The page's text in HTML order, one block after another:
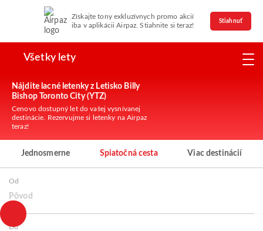
Získajte tony exkluzívnych promo akcií
iba v aplikácii Airpaz. Stiahnite si teraz!
Stiahnuť
Všetky lety
Nájdite lacné letenky z Letisko Billy
Bishop Toronto City (YTZ)
Cenovo dostupný let do vašej vysnívanej
destinácie. Rezervujme si letenky na Airpaz
teraz!
Jednosmerne Spiatočná cesta Viac destinácií
Od
Pôvod
Do